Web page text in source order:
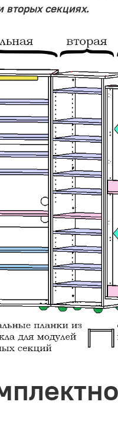
вторых секциях.